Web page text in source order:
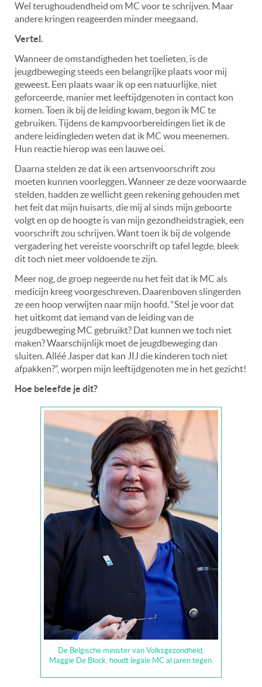
Wel terughoudendheid om MC voor te schrijven. Maar
andere kringen reageerden minder meegaand.
Vertel.
Wanneer de omstandigheden het toelieten, is de
jeugdbeweging steeds een belangrijke plaats voor mij
geweest. Een plaats waar ik op een natuurlijke, niet
geforceerde, manier met leeftijdgenoten in contact kon
komen. Toen ik bij de leiding kwam, begon ik MC te
gebruiken. Tijdens de kampvoorbereidingen liet ik de
andere leidingleden weten dat ik MC wou meenemen.
Hun reactie hierop was een lauwe oei.
Daarna stelden ze dat ik een artsenvoorschrift zou
moeten kunnen voorleggen. Wanneer ze deze voorwaarde
stelden, hadden ze wellicht geen rekening gehouden met
het feit dat mijn huisarts, die mij al sinds mijn geboorte
volgt en op de hoogte is van mijn gezondheidstragiek, een
voorschrift zou schrijven. Want toen ik bij de volgende
vergadering het vereiste voorschrift op tafel legde, bleek
dit toch niet meer voldoende te zijn.
Meer nog, de groep negeerde nu het feit dat ik MC als
medicijn kreeg voorgeschreven. Daarenboven slingerden
ze een hoop verwijten naar mijn hoofd. “Stel je voor dat
het uitkomt dat iemand van de leiding van de
jeugdbeweging MC gebruikt? Dat kunnen we toch niet
maken? Waarschijnlijk moet de jeugdbeweging dan
sluiten. Alléé Jasper dat kan JIJ die kinderen toch niet
afpakken?”, worpen mijn leeftijdgenoten me in het gezicht!
Hoe beleefde je dit?
De Belgische minister van Volksgezondheid,
Maggie De Block, houdt legale MC al jaren tegen.